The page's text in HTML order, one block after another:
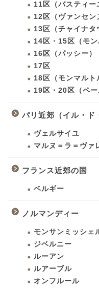
11区（バスティー
12区（ヴァンセン
13区（チャイナタ
14区・15区（モン
16区（パッシー）
17区
18区（モンマルト
19区・20区（ペー
パリ近郊（イル・ド
ヴェルサイユ
マルヌ＝ラ＝ヴァ
フランス近郊の国
ベルギー
ノルマンディー
モンサンミッシェ
ジベルニー
ルーアン
ルアーブル
オンフルール